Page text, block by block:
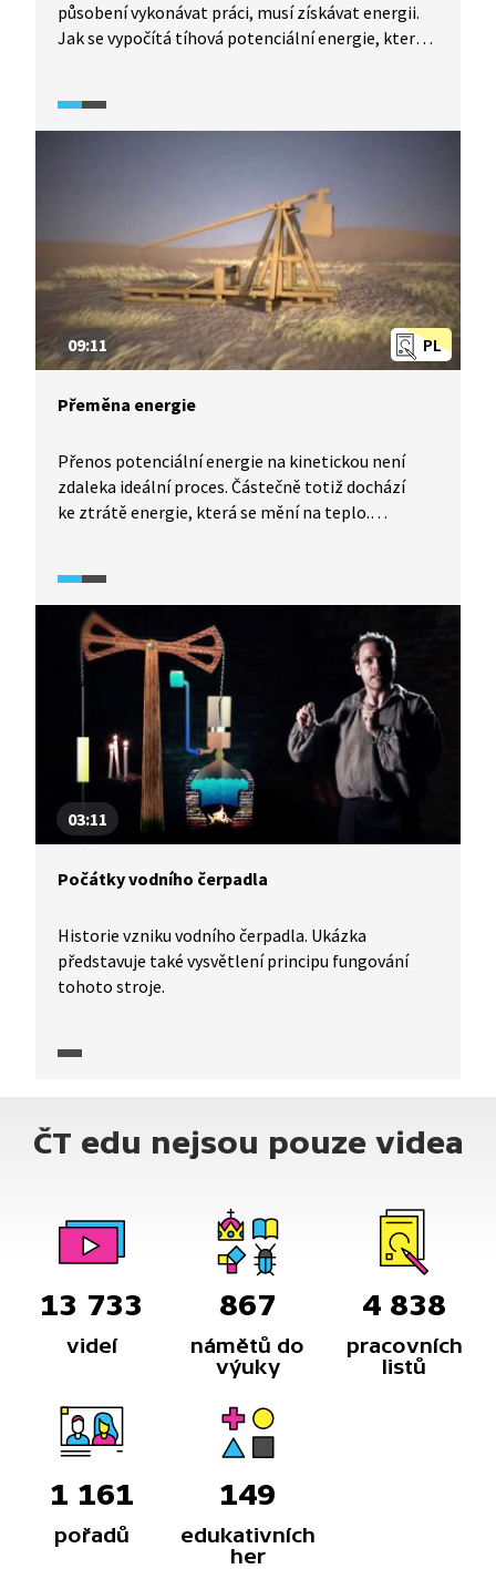
působení vykonávat práci, musí získávat energii.
Jak se vypočítá tíhová potenciální energie, kterou
to i naopak. Všude, kde je přírůstek nebo úbytek
polohová energie se může přeměnit v energii
pohybovou. Ve vodních elektrárnách se přeměňuje
pohybová energie v elektrickou.
PL
09:11
Přeměna energie
Přenos potenciální energie na kinetickou není
zdaleka ideální proces. Částečně totiž dochází
ke ztrátě energie, která se mění na teplo.
pohonu jednoduchého samohybu. Tento princip je
použit třeba v dětském autíčku. I staří Římané
uměli přeměnu energie využít ke konstrukci
katapultu.
03:11
Počátky vodního čerpadla
Historie vzniku vodního čerpadla. Ukázka
představuje také vysvětlení principu fungování
tohoto stroje.
ČT edu nejsou pouze videa
13 733
videí
867
námětů do
výuky
4 838
pracovních
listů
1 161
pořadů
149
edukativních
her